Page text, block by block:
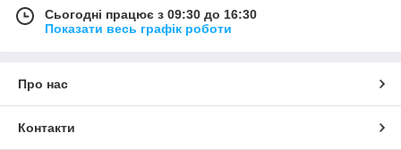
Сьогодні працює з 09:30 до 16:30
Показати весь графік роботи
Про нас
Контакти